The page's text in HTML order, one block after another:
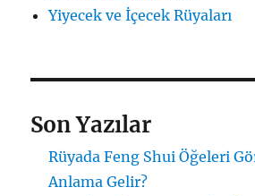
Yiyecek ve İçecek Rüyaları
Son Yazılar
Rüyada Feng Shui Öğeleri
Anlama Gelir?